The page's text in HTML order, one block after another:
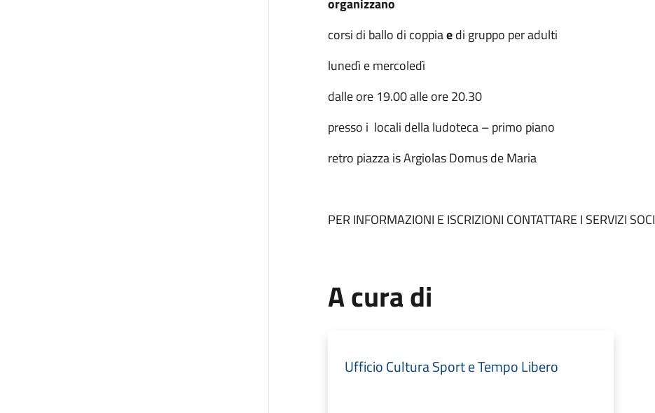
organizzano
corsi di ballo di coppiaedi gruppo per adulti
lunedì e mercoledì
dalle ore 19.00 alle ore 20.30
presso i locali della ludoteca – primo piano
retro piazza is Argiolas Domus de Maria
PER INFORMAZIONI E ISCRIZIONI CONTATTARE I SERVIZI
A cura di
Ufficio Cultura Sport e Tempo Libero